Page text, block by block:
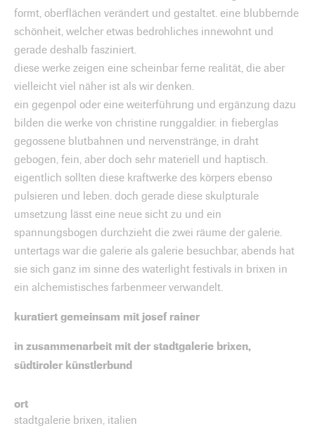
formt, oberflächen verändert und gestaltet. eine blubbernde
schönheit, welcher etwas bedrohliches innewohnt und
gerade deshalb fasziniert.
diese werke zeigen eine scheinbar ferne realität, die aber
vielleicht viel näher ist als wir denken.
ein gegenpol oder eine weiterführung und ergänzung dazu
bilden die werke von christine runggaldier. in fieberglas
gegossene blutbahnen und nervenstränge, in draht
gebogen, fein, aber doch sehr materiell und haptisch.
eigentlich sollten diese kraftwerke des körpers ebenso
pulsieren und leben. doch gerade diese skulpturale
umsetzung lässt eine neue sicht zu und ein
spannungsbogen durchzieht die zwei räume der galerie.
untertags war die galerie als galerie besuchbar, abends hat
sie sich ganz im sinne des waterlight festivals in brixen in
ein alchemistisches farbenmeer verwandelt.
kuratiert gemeinsam mit josef rainer
in zusammenarbeit mit der stadtgalerie brixen,
südtiroler künstlerbund
ort
stadtgalerie brixen, italien